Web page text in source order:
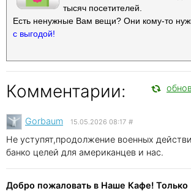
тысяч посетителей.
Есть ненужные Вам вещи? Они кому-то
с выгодой!
Комментарии:
Gorbaum 15.05.2026 08:17 #
Не уступят,продолжение военных
банко целей для американцев и нас.
Добро пожаловать в Наше Кафе! Только